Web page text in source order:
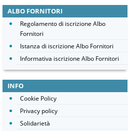
ALBO FORNITORI
Regolamento di iscrizione Albo
Fornitori
Istanza di iscrizione Albo Fornitori
Informativa iscrizione Albo Fornitori
INFO
Cookie Policy
Privacy policy
Solidarietà